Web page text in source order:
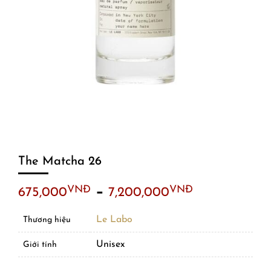
The Matcha 26
675,000VNĐ – 7,200,000VNĐ
Thương hiệu Le Labo
Giới tính Unisex